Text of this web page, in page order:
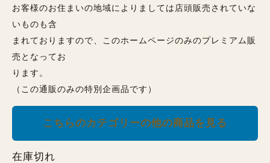
お客様のお住まいの地域によりましては店頭販売されていな
いものも含
まれておりますので、このホームページのみのプレミアム販
売となってお
ります。
（この通販のみの特別企画品です）
こちらのカテゴリーの他の商品を見る
在庫切れ